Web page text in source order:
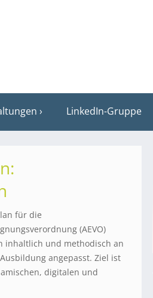
LinkedIn-Gruppe
für die
(AEVO)
inhaltlich und methodisch an
angepasst. Ziel ist
digitalen und